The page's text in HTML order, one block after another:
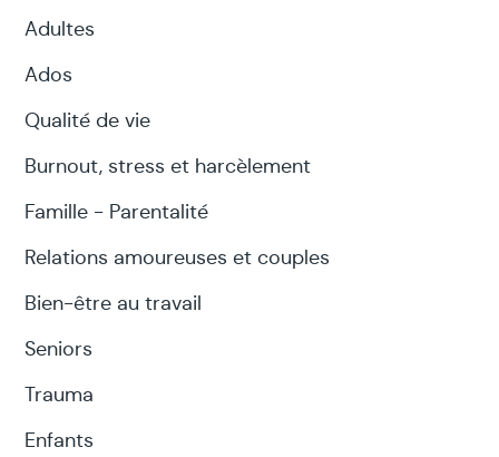
Adultes
Ados
Qualité de vie
Burnout, stress et harcèlement
Famille - Parentalité
Relations amoureuses et couples
Bien-être au travail
Seniors
Trauma
Enfants